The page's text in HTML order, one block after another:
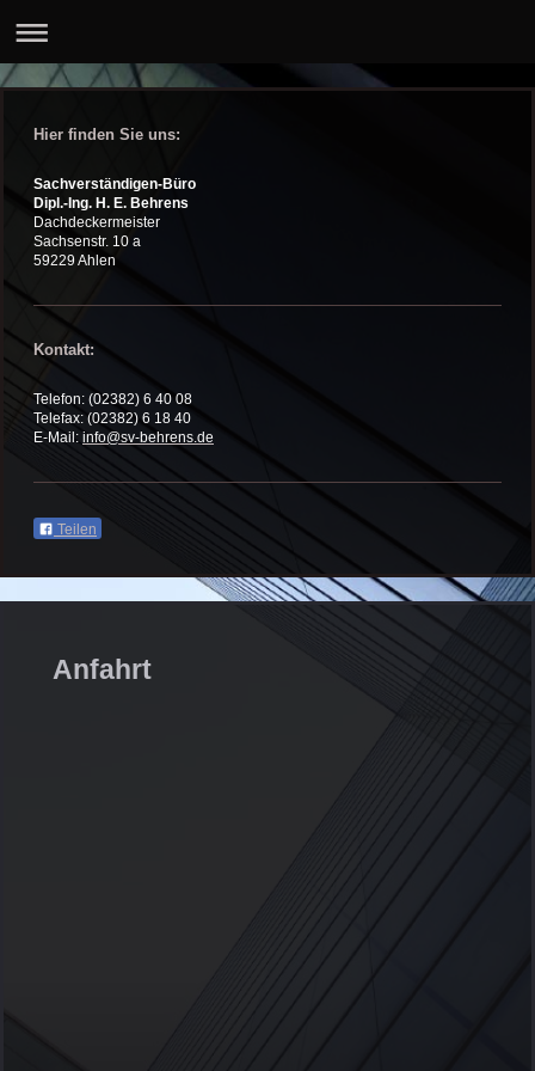
Hier finden Sie uns:
Sachverständigen-Büro
Dipl.-Ing. H. E. Behrens
Dachdeckermeister
Sachsenstr. 10 a
59229 Ahlen
Kontakt:
Telefon: (02382) 6 40 08
Telefax: (02382) 6 18 40
E-Mail: info@sv-behrens.de
Teilen
Anfahrt